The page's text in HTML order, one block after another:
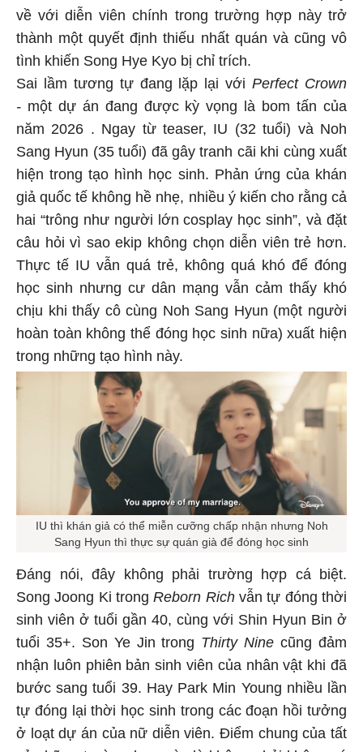
về với diễn viên chính trong trường hợp này trở
thành một quyết định thiếu nhất quán và cũng vô
tình khiến Song Hye Kyo bị chỉ trích.
Sai lầm tương tự đang lặp lại với Perfect Crown
- một dự án đang được kỳ vọng là bom tấn của
năm 2026 . Ngay từ teaser, IU (32 tuổi) và Noh
Sang Hyun (35 tuổi) đã gây tranh cãi khi cùng xuất
hiện trong tạo hình học sinh. Phản ứng của khán
giả quốc tế không hề nhẹ, nhiều ý kiến cho rằng cả
hai “trông như người lớn cosplay học sinh”, và đặt
câu hỏi vì sao ekip không chọn diễn viên trẻ hơn.
Thực tế IU vẫn quá trẻ, không quá khó để đóng
học sinh nhưng cư dân mạng vẫn cảm thấy khó
chịu khi thấy cô cùng Noh Sang Hyun (một người
hoàn toàn không thể đóng học sinh nữa) xuất hiện
trong những tạo hình này.
IU thì khán giả có thể miễn cưỡng chấp nhận nhưng Noh
Sang Hyun thì thực sự quán già để đóng học sinh
Đáng nói, đây không phải trường hợp cá biệt.
Song Joong Ki trong Reborn Richvẫn tự đóng thời
sinh viên ở tuổi gần 40, cùng với Shin Hyun Bin ở
tuổi 35+. Son Ye Jin trong Thirty Nine cũng đảm
nhận luôn phiên bản sinh viên của nhân vật khi đã
bước sang tuổi 39. Hay Park Min Young nhiều lần
tự đóng lại thời học sinh trong các đoạn hồi tưởng
ở loạt dự án của nữ diễn viên. Điểm chung của tất